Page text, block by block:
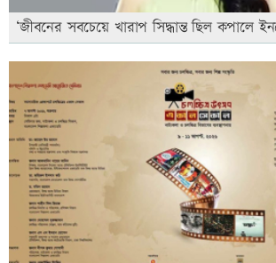
‘জীবনের সবচেয়ে খারাপ সিদ্ধান্ত ছিল কপালে